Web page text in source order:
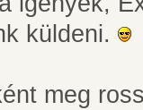
küldeni.
meg